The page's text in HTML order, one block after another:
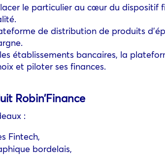
le particulier au cœur du
de distribution de produits
établissements bancaires, la
et piloter ses finances.
Robin’Finance
:
Fintech,
bordelais,